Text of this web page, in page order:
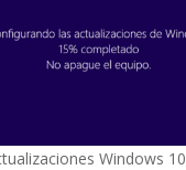
Windows 10